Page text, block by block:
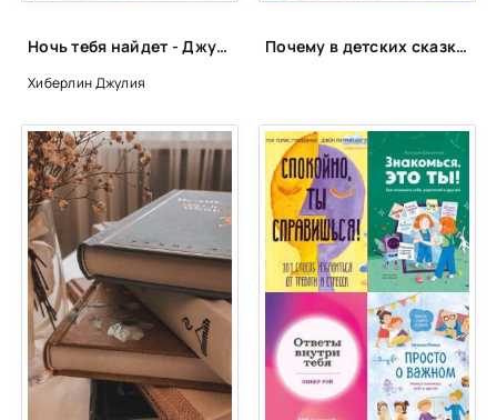
Ночь тебя найдет - Джулия Хиберлин
Хиберлин Джулия
Почему в детских сказках есть бабки и дедки, но нет мам и пап?